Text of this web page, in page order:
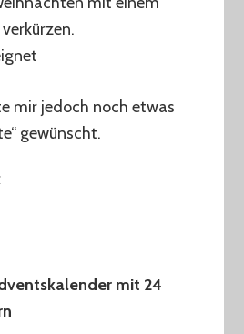
mir jedoch noch etwas
gewünscht.
mit 24